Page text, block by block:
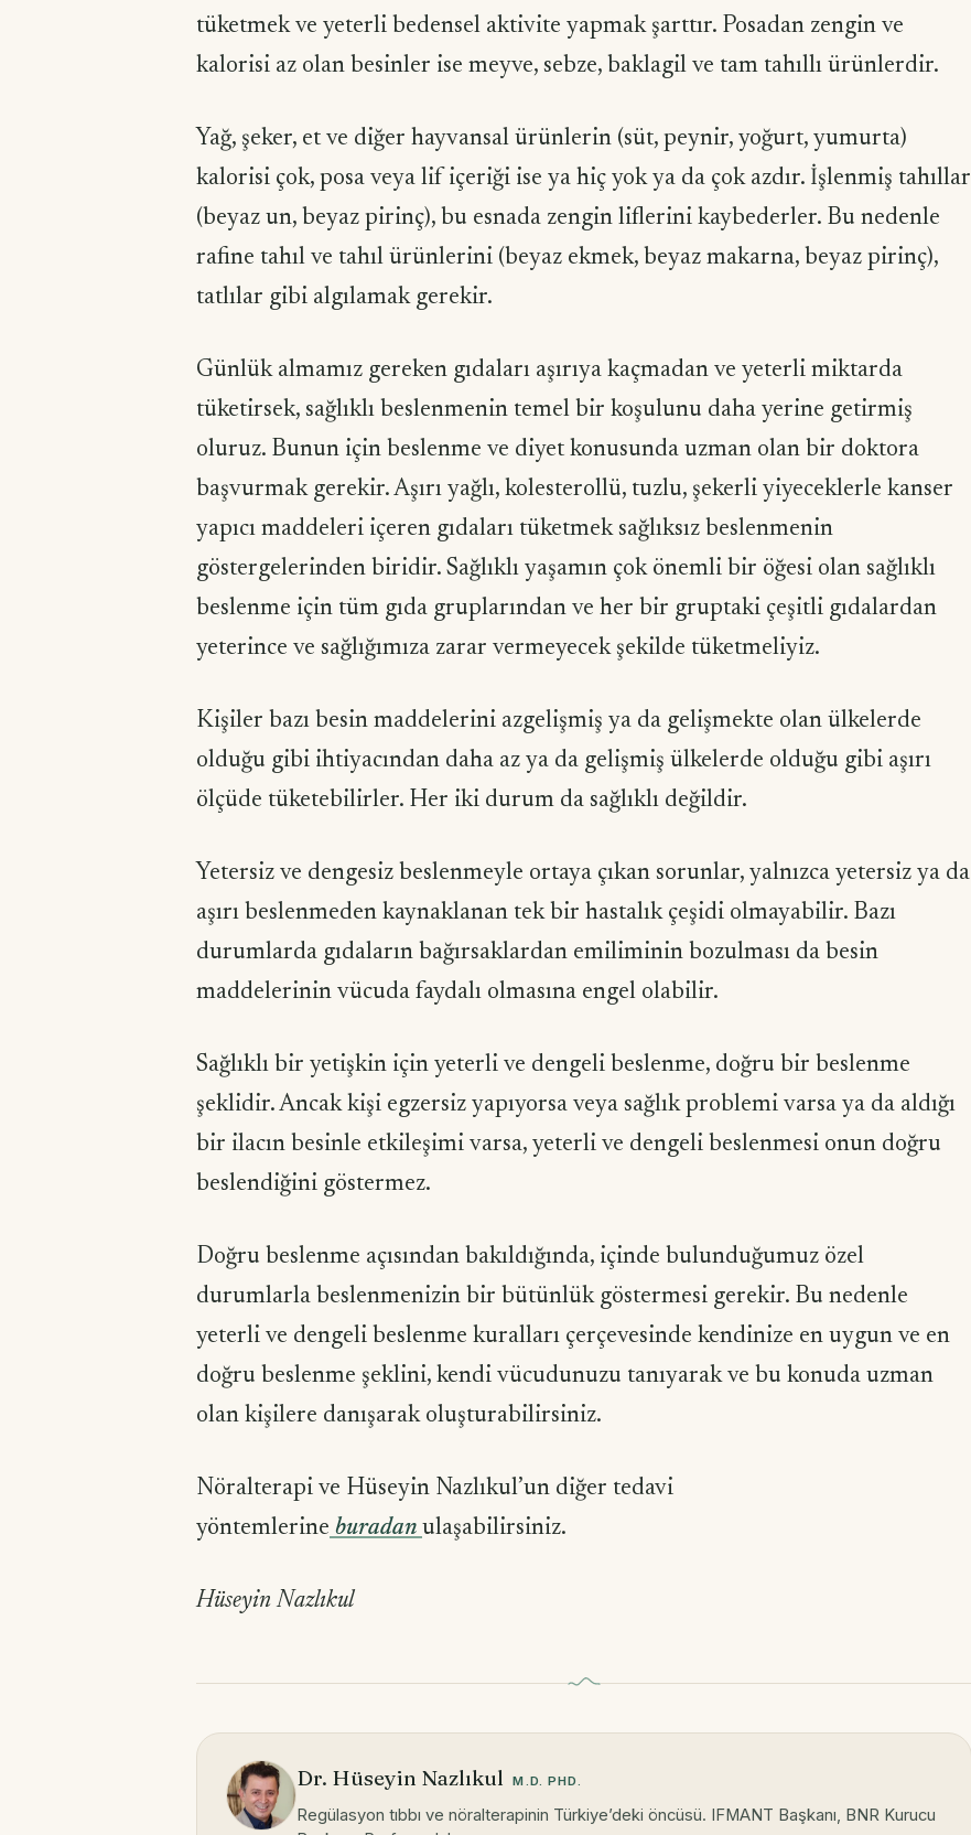
tüketmek ve yeterli bedensel aktivite yapmak şarttır. Posadan zengin ve
kalorisi az olan besinler ise meyve, sebze, baklagil ve tam tahıllı ürünlerdir.
Yağ, şeker, et ve diğer hayvansal ürünlerin (süt, peynir, yoğurt, yumurta)
kalorisi çok, posa veya lif içeriği ise ya hiç yok ya da çok azdır. İşlenmiş tahıllar
(beyaz un, beyaz pirinç), bu esnada zengin liflerini kaybederler. Bu nedenle
rafine tahıl ve tahıl ürünlerini (beyaz ekmek, beyaz makarna, beyaz pirinç),
tatlılar gibi algılamak gerekir.
Günlük almamız gereken gıdaları aşırıya kaçmadan ve yeterli miktarda
tüketirsek, sağlıklı beslenmenin temel bir koşulunu daha yerine getirmiş
oluruz. Bunun için beslenme ve diyet konusunda uzman olan bir doktora
başvurmak gerekir. Aşırı yağlı, kolesterollü, tuzlu, şekerli yiyeceklerle kanser
yapıcı maddeleri içeren gıdaları tüketmek sağlıksız beslenmenin
göstergelerinden biridir. Sağlıklı yaşamın çok önemli bir öğesi olan sağlıklı
beslenme için tüm gıda gruplarından ve her bir gruptaki çeşitli gıdalardan
yeterince ve sağlığımıza zarar vermeyecek şekilde tüketmeliyiz.
Kişiler bazı besin maddelerini azgelişmiş ya da gelişmekte olan ülkelerde
olduğu gibi ihtiyacından daha az ya da gelişmiş ülkelerde olduğu gibi aşırı
ölçüde tüketebilirler. Her iki durum da sağlıklı değildir.
Yetersiz ve dengesiz beslenmeyle ortaya çıkan sorunlar, yalnızca yetersiz ya da
aşırı beslenmeden kaynaklanan tek bir hastalık çeşidi olmayabilir. Bazı
durumlarda gıdaların bağırsaklardan emiliminin bozulması da besin
maddelerinin vücuda faydalı olmasına engel olabilir.
Sağlıklı bir yetişkin için yeterli ve dengeli beslenme, doğru bir beslenme
şeklidir. Ancak kişi egzersiz yapıyorsa veya sağlık problemi varsa ya da aldığı
bir ilacın besinle etkileşimi varsa, yeterli ve dengeli beslenmesi onun doğru
beslendiğini göstermez.
Doğru beslenme açısından bakıldığında, içinde bulunduğumuz özel
durumlarla beslenmenizin bir bütünlük göstermesi gerekir. Bu nedenle
yeterli ve dengeli beslenme kuralları çerçevesinde kendinize en uygun ve en
doğru beslenme şeklini, kendi vücudunuzu tanıyarak ve bu konuda uzman
olan kişilere danışarak oluşturabilirsiniz.
Nöralterapi ve Hüseyin Nazlıkul’un diğer tedavi
yöntemlerine buradan ulaşabilirsiniz.
Hüseyin Nazlıkul
Dr. Hüseyin Nazlıkul M.D. PHD.
Regülasyon tıbbı ve nöralterapinin Türkiye’deki öncüsü. IFMANT Başkanı, BNR Kurucu